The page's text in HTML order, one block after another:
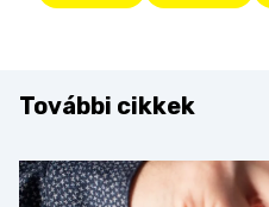
További cikkek